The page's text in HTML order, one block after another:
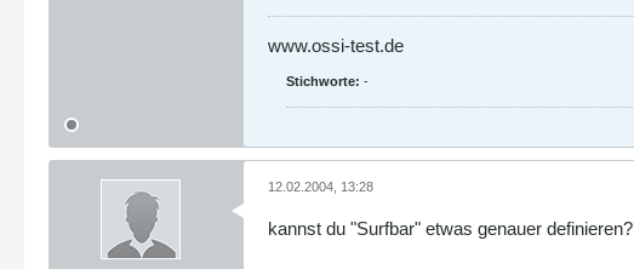
www.ossi-test.de
Stichworte: -
12.02.2004, 13:28
kannst du "Surfbar" etwas genauer definieren?